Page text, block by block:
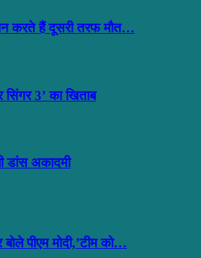
करते हैं दूसरी तरफ मौत…
सिंगर 3’ का खिताब
डांस अकादमी
पीएम मोदी,’टीम को…